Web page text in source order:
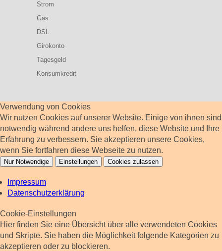
Strom
Gas
DSL
Girokonto
Tagesgeld
Konsumkredit
Verwendung von Cookies
Wir nutzen Cookies auf unserer Website. Einige von ihnen sind
notwendig während andere uns helfen, diese Website und Ihre
Erfahrung zu verbessern. Sie akzeptieren unsere Cookies,
wenn Sie fortfahren diese Webseite zu nutzen.
Nur Notwendige Einstellungen Cookies zulassen
Impressum
Datenschutzerklärung
Cookie-Einstellungen
Hier finden Sie eine Übersicht über alle verwendeten Cookies
und Skripte. Sie haben die Möglichkeit folgende Kategorien zu
akzeptieren oder zu blockieren.